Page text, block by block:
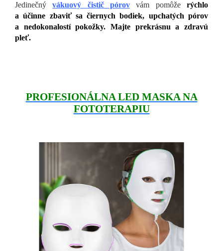
Jedinečnývákuový čistič pórov vám pomôžerýchlo
a účinne zbaviť sa čiernych bodiek, upchatých pórov
a nedokonalostí pokožky. Majte prekrásnu a zdravú
pleť.
PROFESIONÁLNA LED MASKA NA
FOTOTERAPIU